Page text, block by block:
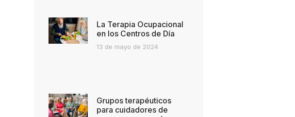
La Terapia Ocupacional
en los Centros de Día
13 de mayo de 2024
Grupos terapéuticos
para cuidadores de